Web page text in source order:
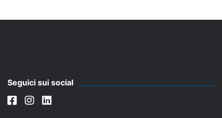
Seguici sui social